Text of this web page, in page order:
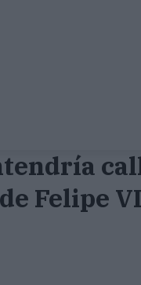
Felipe